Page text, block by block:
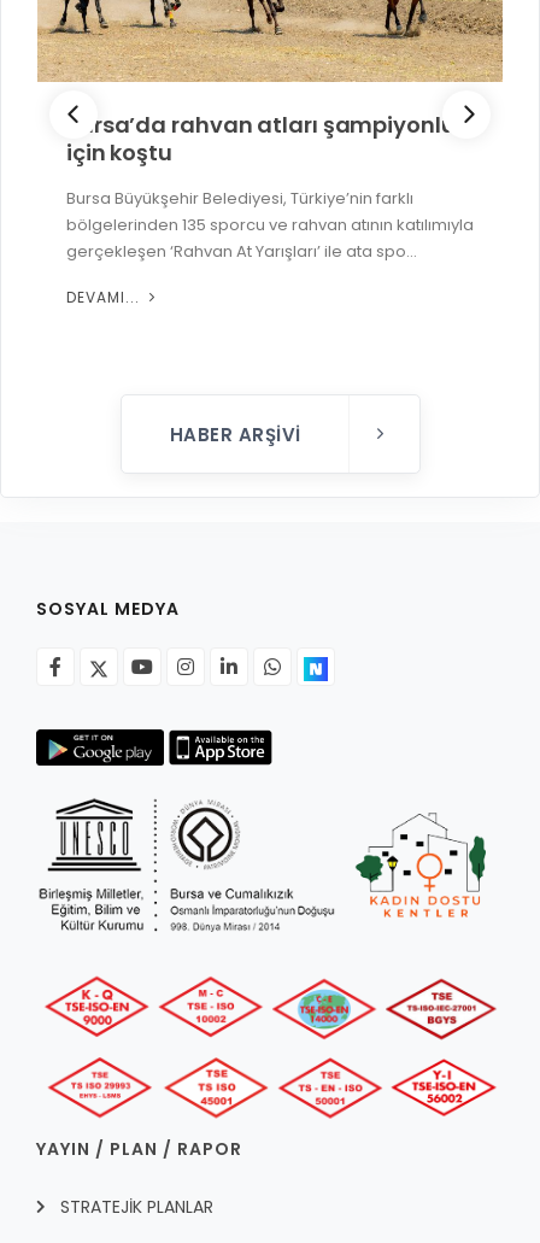
Bursa’da rahvan atları şampiyonluk
için koştu
Bursa Büyükşehir Belediyesi, Türkiye’nin farklı
bölgelerinden 135 sporcu ve rahvan atının katılımıyla
gerçekleşen ‘Rahvan At Yarışları’ ile ata spo...
DEVAMI...
HABER ARŞIVI
SOSYAL MEDYA
YAYIN / PLAN / RAPOR
STRATEJİK PLANLAR